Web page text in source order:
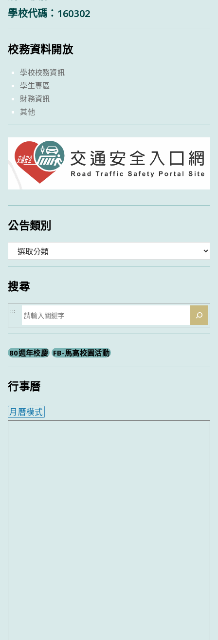
學校代碼：160302
校務資料開放
學校校務資訊
學生專區
財務資訊
其他
公告類別
類
搜尋
搜
尋
:::
80週年校慶 FB-馬高校園活動
行事曆
月曆模式